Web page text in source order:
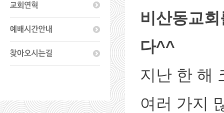
비산동교
다^^
지난 한 해
여러 가지